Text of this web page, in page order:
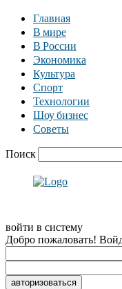
Главная
В мире
В России
Экономика
Культура
Спорт
Технологии
Шоу бизнес
Советы
Поиск
войти в систему
Добро пожаловать!